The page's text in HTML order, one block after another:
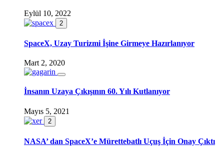
Eylül 10, 2022
2
SpaceX, Uzay Turizmi İşine Girmeye Hazırlanıyor
Mart 2, 2020
İnsanın Uzaya Çıkışının 60. Yılı Kutlanıyor
Mayıs 5, 2021
2
NASA’ dan SpaceX’e Mürettebatlı Uçuş İçin Onay Çıktı